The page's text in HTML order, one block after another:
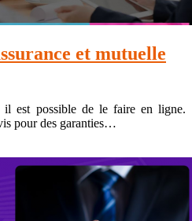
et mutuelle
il est possible de le faire en ligne.
pour des garanties…